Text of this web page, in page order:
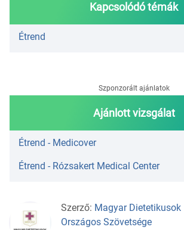
Kapcsolódó témák
Étrend
Ajánlott vizsgálat
Szponzorált ajánlatok
Étrend - Medicover
Étrend - Rózsakert Medical Center
Szerző: Magyar Dietetikusok
Országos Szövetsége